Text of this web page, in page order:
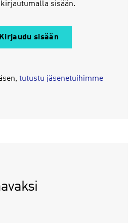
sisään.
Kirjaudu sisään
tutustu jäsenetuihimme